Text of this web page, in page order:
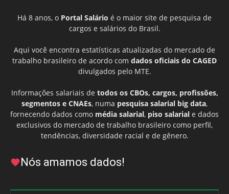
Há 8 anos, o Portal Salário é o maior site de pesquisa de
cargos e salários do Brasil.
Aqui você encontra estatísticas atualizadas do mercado de
trabalho brasileiro de acordo com dados oficiais do CAGED
divulgados pelo MTE.
Informações salariais de todos os CBOs, cargos, profissões,
segmentos e CNAEs, numa pesquisa salarial big data,
fornecendo dados como média salarial, piso salarial e dados
exclusivos do mercado de trabalho brasileiro como perfil,
tendências, diversidade racial e de gênero.
Nós amamos dados!